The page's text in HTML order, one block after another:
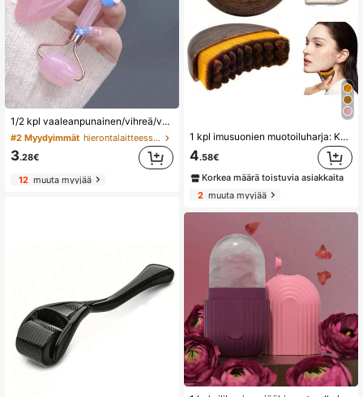
1/2 kpl vaaleanpunainen/vihreä/valkoinen kasvojen hierontatyökalusetti, kaksipäinen rullahierontasauva ja sydämenmuotoinen Gua Sha -kaavin, kohottava ja kiinteyttävä V-kasvojen muotoilutyökalu, sopii naisten kasvojen hierontaan, kannettava kompakti kasvojen hierontatyökalu
#2 Myydyimmät hierontalaitteessa kasvojen hierontatyökalut
3.28€
12muuta myyjää
1 kpl imusuonien muotoiluharja: Kasvojen ja vartalon hierontalaite leuan/leuanlinjan muotoiluun. Ergonominen ja kannettava työkalu. Jatkuva käyttö antaa tuloksia. Ihanteellinen kylpylään, itsehoitoon, esteettisten tarvikkeiden käyttöön ja kasvohierontaan. Ihonhoidon välttämättömyys. Kasvorulla
4.58€
Korkea määrä toistuvia asiakkaita
2muuta myyjää
#1 Myydyimmät
silikoni-kasvojen hierontatyökaluissa
(1000+)